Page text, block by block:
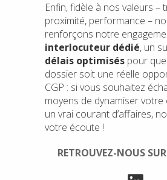
Enfin, fidèle à nos valeurs –
proximité, performance –
renforçons notre
interlocuteur dédié, un
délais optimisés pour
dossier soit une réelle
CGP : si vous souhaitez
moyens de dynamiser
un vrai courant d’affaires,
votre écoute !
RETROUVEZ-NOUS